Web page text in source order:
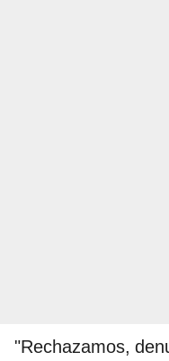
"Rechazamos,